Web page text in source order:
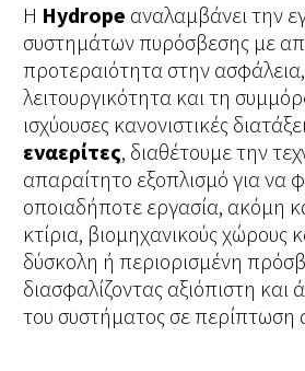
Η Hydrope αναλαμβάνει την
συστημάτων πυρόσβεσης με
προτεραιότητα στην
λειτουργικότητα και τη
ισχύουσες κανονιστικές
εναερίτες, διαθέτουμε την
απαραίτητο εξοπλισμό για να
οποιαδήποτε εργασία, ακόμη
κτίρια, βιομηχανικούς χώρους
δύσκολη ή περιορισμένη
διασφαλίζοντας αξιόπιστη
του συστήματος σε περίπτωση